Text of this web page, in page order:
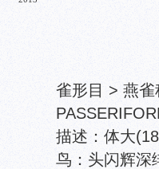
雀形目 > 燕
描述：体大
鸟：头闪辉深